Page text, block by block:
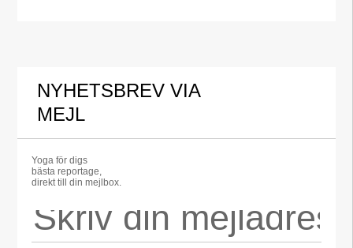
NYHETSBREV VIA
MEJL
Yoga för digs
bästa reportage,
direkt till din mejlbox.